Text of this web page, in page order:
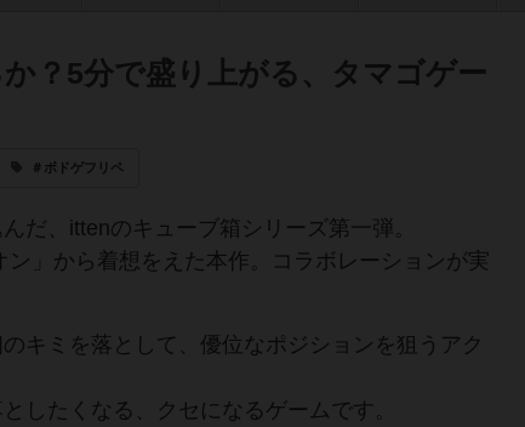
？5分で盛り上がる、タマゴゲー
＃ボドゲフリペ
だ、ittenのキューブ箱シリーズ第一弾。
」から着想をえた本作。コラボレーションが実
キミを落として、優位なポジションを狙うアク
したくなる、クセになるゲームです。